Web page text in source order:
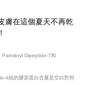
膚在這個夏天不再乾
Dipeptide-7和
4組的膠原蛋白含量是空白對照